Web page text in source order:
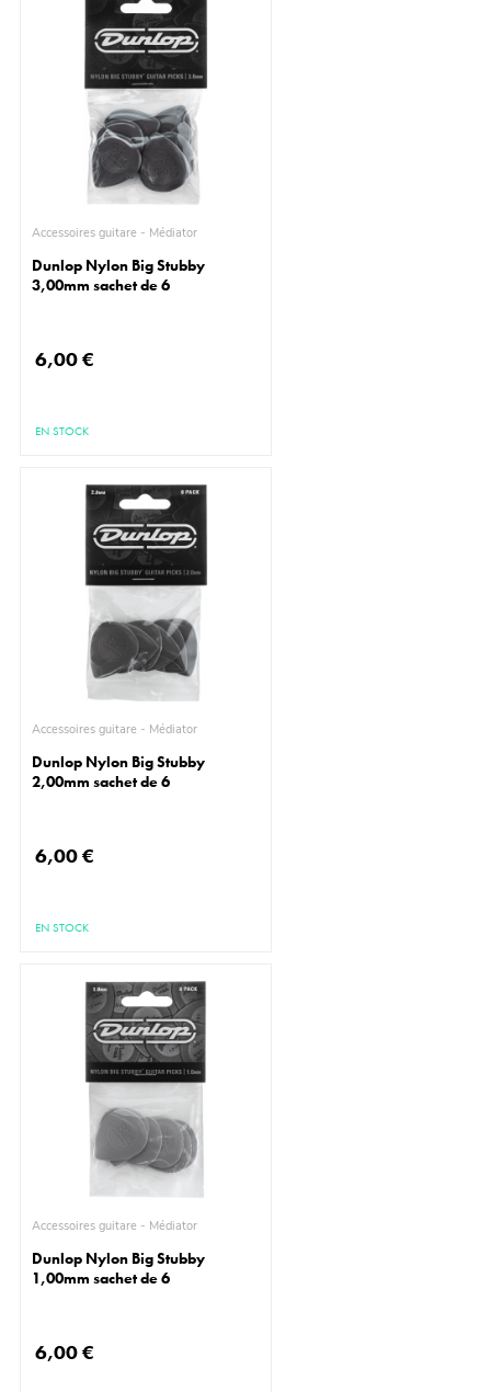
Accessoires guitare - Médiator
Dunlop Nylon Big Stubby
3,00mm sachet de 6
6,00 €
EN STOCK
Accessoires guitare - Médiator
Dunlop Nylon Big Stubby
2,00mm sachet de 6
6,00 €
EN STOCK
Accessoires guitare - Médiator
Dunlop Nylon Big Stubby
1,00mm sachet de 6
6,00 €